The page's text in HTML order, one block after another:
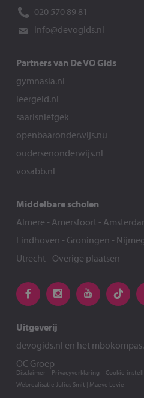
020 570 89 81
info@devogids.nl
Partners van De VO Gids
gymnasia.nl
leergeld.nl
saarisnietgek
openbaaronderwijs.nu
oudersenonderwijs.nl
vosabb.nl
Middelbare scholen
Almere - Amersfoort-
Eindhoven - Groningen -
Utrecht- Overige plaatsen
Uitgeverij
devogids.nl en het
OC Groep
Webrealisatie Julius Smit | Maeve Levie
Disclaimer Privacyverklaring Cookie-